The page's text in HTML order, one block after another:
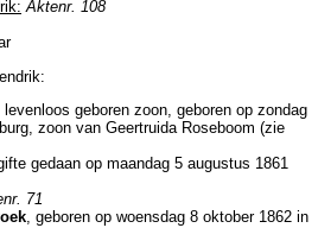
Aktenr. 108
levenloos geboren zoon, geboren op zondag
, zoon van Geertruida Roseboom (zie
gedaan op maandag 5 augustus 1861
71
, geboren op woensdag 8 oktober 1862 in